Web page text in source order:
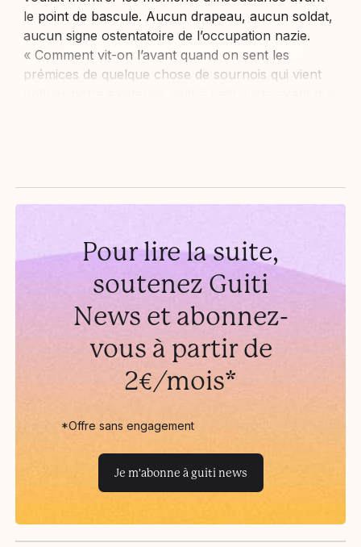
le point de bascule. Aucun drapeau, aucun soldat,
aucun signe ostentatoire de l’occupation nazie.
« Comment vit-on l’avant quand on sent les
prémices de quelque chose de sournois qui vient
Pour lire la suite,
soutenez Guiti
News et abonnez-
vous à partir de
2€/mois*
*Offre sans engagement
Je m'abonne à guiti news